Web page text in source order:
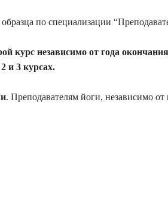
по специализации
независимо от года
и 3 курсах.
. Преподавателям йоги, независимо от